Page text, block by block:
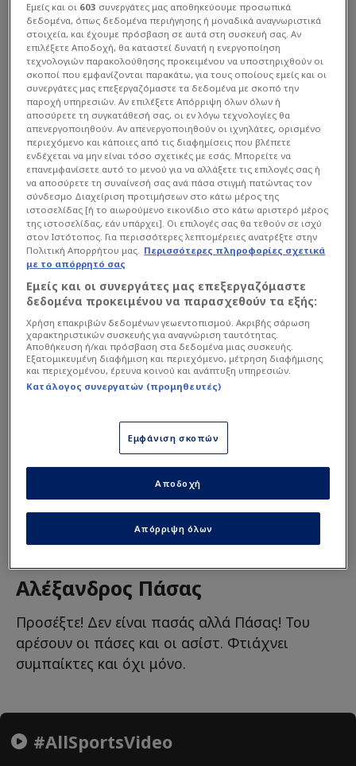
Αλέξανδρος Πάσας
Προσέξτε! Δεν είναι πασάς αλλά Πάσας! Του
αρέσουν οι πάσες και οι ασίστ. Φτιάχνει
συμπαίκτες και όχι μόνο.
#AllSportsVideo
Εμείς και οι 603 συνεργάτες μας αποθηκεύουμε προσωπικά
δεδομένα, όπως δεδομένα περιήγησης ή μοναδικά αναγνωριστικά
στοιχεία, και έχουμε πρόσβαση σε αυτά στη συσκευή σας. Αν
επιλέξετε Αποδοχή, θα καταστεί δυνατή η ενεργοποίηση
τεχνολογιών παρακολούθησης προκειμένου να υποστηριχθούν οι
σκοποί που εμφανίζονται παρακάτω, για τους οποίους εμείς και οι
συνεργάτες μας επεξεργαζόμαστε τα δεδομένα με σκοπό την
παροχή υπηρεσιών. Αν επιλέξετε Απόρριψη όλων όλων ή
αποσύρετε τη συγκατάθεσή σας, οι εν λόγω τεχνολογίες θα
απενεργοποιηθούν. Αν απενεργοποιηθούν οι ιχνηλάτες, ορισμένο
περιεχόμενο και κάποιες από τις διαφημίσεις που βλέπετε
ενδέχεται να μην είναι τόσο σχετικές με εσάς. Μπορείτε να
επανεμφανίσετε αυτό το μενού για να αλλάξετε τις επιλογές σας ή
να αποσύρετε τη συναίνεσή σας ανά πάσα στιγμή πατώντας τον
σύνδεσμο Διαχείριση προτιμήσεων στο κάτω μέρος της
ιστοσελίδας [ή το αιωρούμενο εικονίδιο στο κάτω αριστερό μέρος
της ιστοσελίδας, εάν υπάρχει]. Οι επιλογές σας θα τεθούν σε ισχύ
στον Ιστότοπος. Για περισσότερες λεπτομέρειες ανατρέξτε στην
Πολιτική Απορρήτου μας. Περισσότερες πληροφορίες σχετικά
με το απόρρητό σας
Εμείς και οι συνεργάτες μας επεξεργαζόμαστε
δεδομένα προκειμένου να παρασχεθούν τα εξής:
Χρήση επακριβών δεδομένων γεωεντοπισμού. Ακριβής σάρωση
χαρακτηριστικών συσκευής για αναγνώριση ταυτότητας.
Αποθήκευση ή/και πρόσβαση στα δεδομένα μιας συσκευής.
Εξατομικευμένη διαφήμιση και περιεχόμενο, μέτρηση διαφήμισης
και περιεχομένου, έρευνα κοινού και ανάπτυξη υπηρεσιών.
Κατάλογος συνεργατών (προμηθευτές)
Εμφάνιση σκοπών
Απόρριψη όλων
Αποδοχή